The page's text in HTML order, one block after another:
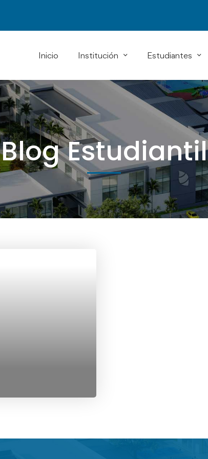
Inicio Institución Estudiantes
Blog Estudiantil